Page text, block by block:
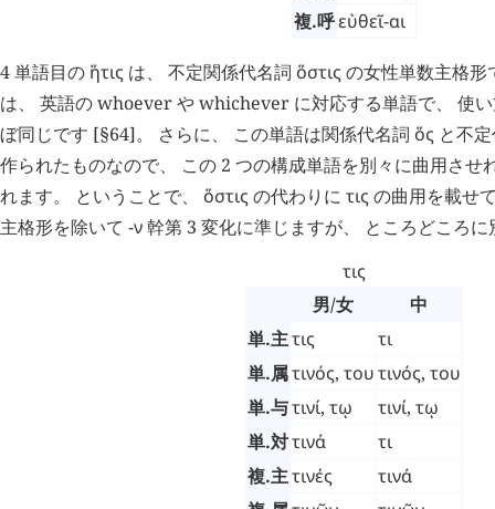
複.呼εὐθεῖ-αι
4 単語目の ἥτις は、 不定関係代名詞 ὅστις の女性単数主格形
は、 英語の whoever や whichever に対応する単語で、 使
ぼ同じです [§64]。 さらに、 この単語は関係代名詞 ὅς と不
作られたものなので、 この 2 つの構成単語を別々に曲用させ
れます。 ということで、 ὅστις の代わりに τις の曲用を載せ
主格形を除いて -ν幹第 3 変化に準じますが、 ところどころ
τις
男/女
中
単.主τις
τι
単.属τινός, τουτινός, του
単.与τινί, τῳ τινί, τῳ
単.対τινά
τι
複.主τινές
τινά